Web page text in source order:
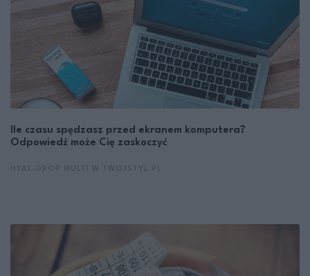
Ile czasu spędzasz przed ekranem komputera?
Odpowiedź może Cię zaskoczyć